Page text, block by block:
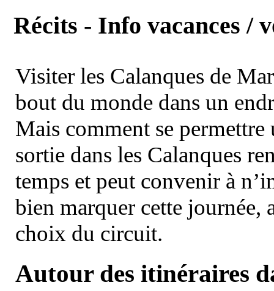
Récits - Info vacances /
Visiter les Calanques de
bout du monde dans un
Mais comment se permettre
sortie dans les Calanques
temps et peut convenir à
bien marquer cette journée,
choix du circuit.
Autour des itinéraires